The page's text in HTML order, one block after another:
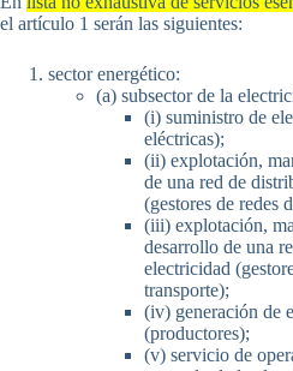
el artículo 1 serán las siguientes:
sector energético:
(a) subsector de la
(i) suministro de
eléctricas);
(ii) explotación,
de una red de
(gestores de redes
(iii) explotación,
desarrollo de una
electricidad
transporte);
(iv) generación de
(productores);
(v) servicio de